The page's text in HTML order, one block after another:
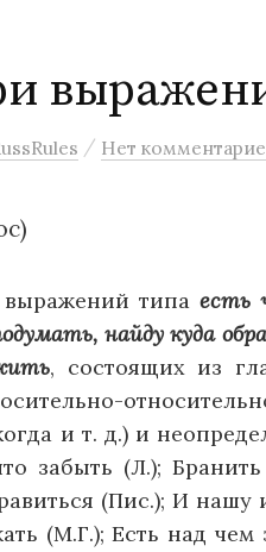
/ Нет
выражений типа есть
найду куда
, состоящих из
и т. д.) и
забыть (Л.);
(Пис.); И нашу
(М.Г.); Есть над